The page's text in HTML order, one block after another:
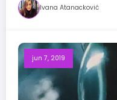
Ivana Atanacković
jun 7, 2019